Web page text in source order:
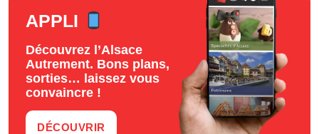
APPLI
Découvrez l’Alsace
Autrement. Bons plans,
sorties… laissez vous
convaincre !
DÉCOUVRIR